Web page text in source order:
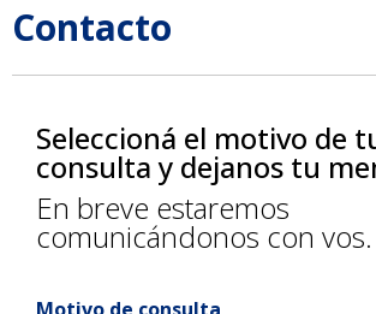
Contacto
Seleccioná el motivo de
consulta y dejanos tu
En breve estaremos
comunicándonos con vos.